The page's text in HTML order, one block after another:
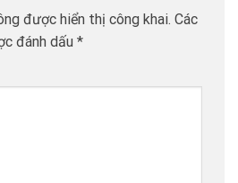
được hiển thị công khai. Các
đánh dấu *